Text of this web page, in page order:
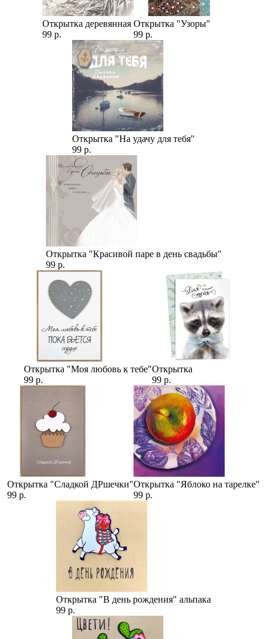
Открытка деревянная
99 р.
Открытка "Узоры"
99 р.
Открытка "На удачу для тебя"
99 р.
Открытка "Красивой паре в день свадьбы"
99 р.
Открытка "Моя любовь к тебе"
99 р.
Открытка
99 р.
Открытка "Сладкой ДРшечки"
99 р.
Открытка "Яблоко на тарелке"
99 р.
Открытка "В день рождения" альпака
99 р.